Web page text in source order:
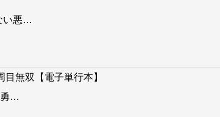
い悪…
無双【電子単行本】
…